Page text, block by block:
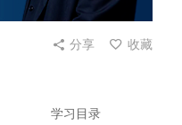
分享 收藏
学习目录